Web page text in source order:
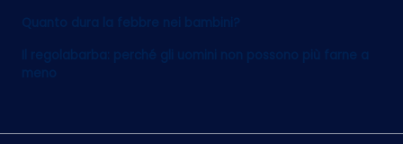
Quanto dura la febbre nei bambini?
Il regolabarba: perché gli uomini non possono più farne a
meno